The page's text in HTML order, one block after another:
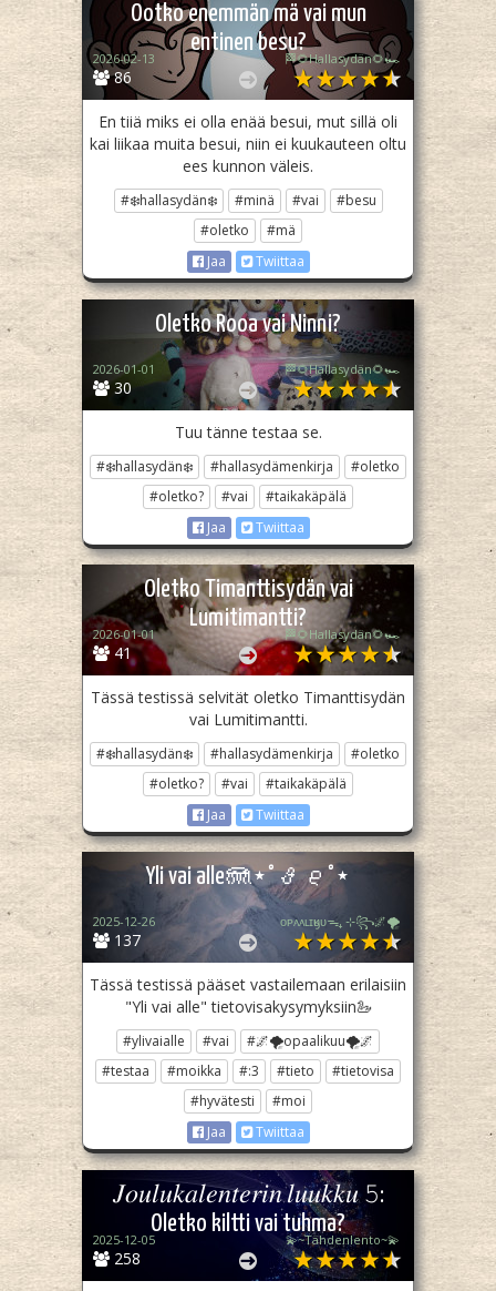
Ootko enemmän mä vai mun
entinen besu?
86
2026-02-13 🏁🌻Hallasydän🌻🏎️
En tiiä miks ei olla enää besui, mut sillä oli
kai liikaa muita besui, niin ei kuukauteen oltu
ees kunnon väleis.
#❄️hallasydän❄️ #minä #vai
#besu
#oletko
#mä
Jaa
Twiittaa
Oletko Rooa vai Ninni?
30
2026-01-01 🏁🌻Hallasydän🌻🏎️
Tuu tänne testaa se.
#❄️hallasydän❄️ #hallasydämenkirja
#oletko
#oletko?
#vai
#taikakäpälä
Jaa
Twiittaa
Oletko Timanttisydän vai
Lumitimantti?
41
2026-01-01 🏁🌻Hallasydän🌻🏎️
Tässä testissä selvität oletko Timanttisydän
vai Lumitimantti.
#❄️hallasydän❄️ #hallasydämenkirja
#oletko
#oletko?
#vai
#taikakäpälä
Jaa
Twiittaa
Yli vai alle🪼⋆˚𝜗𝜚˚⋆
137
2025-12-26 ᴏᴘᴀᴀʟɪӄᴜᴜᯓ₊ ⊹꧂🌌🌪
Tässä testissä pääset vastailemaan erilaisiin
"Yli vai alle" tietovisakysymyksiin🦢
#ylivaialle #vai
#🌌🌪opaalikuu🌪🌌
#testaa
#moikka #:3 #tieto
#tietovisa
#hyvätesti
#moi
Jaa
Twiittaa
𝐽𝑜𝑢𝑙𝑢𝑘𝑎𝑙𝑒𝑛𝑡𝑒𝑟𝑖𝑛 𝑙𝑢𝑢𝑘𝑘𝑢 𝟻:
Oletko kiltti vai tuhma?
258
2025-12-05 💫~Tähdenlento~💫